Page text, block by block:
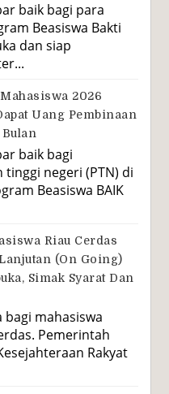
baik bagi para
Beasiswa Bakti
dan siap
2026
Uang Pembinaan
baik bagi
negeri (PTN) di
Beasiswa BAIK
Riau Cerdas
(On Going)
Simak Syarat Dan
mahasiswa
Pemerintah
Rakyat